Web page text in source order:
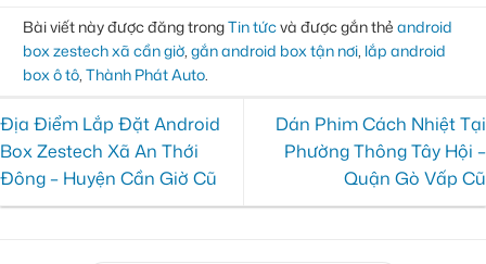
Bài viết này được đăng trongTin tứcvà được gắn thẻ android
box zestech xã cần giờ gắn android box tận nơi lắp android
box ô tô Thành Phát Auto
Địa Điểm Lắp Đặt Android
Box Zestech Xã An Thới
Đông – Huyện Cần Giờ Cũ
Dán Phim Cách Nhiệt Tại
Phường Thông Tây Hội –
Quận Gò Vấp Cũ